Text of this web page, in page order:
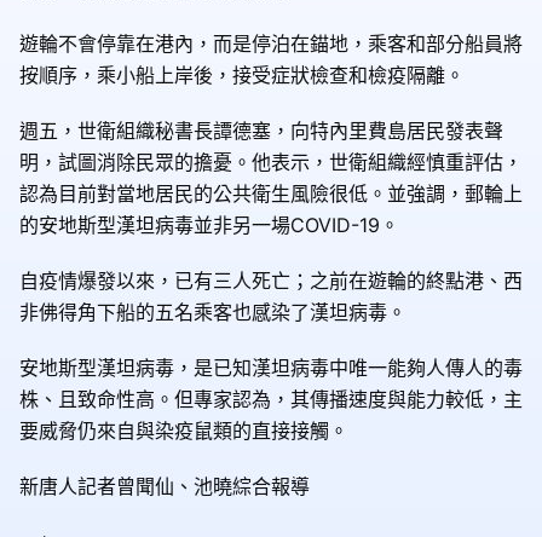
遊輪不會停靠在港內，而是停泊在錨地，乘客和部分船員將
按順序，乘小船上岸後，接受症狀檢查和檢疫隔離。
週五，世衛組織秘書長譚德塞，向特內里費島居民發表聲
明，試圖消除民眾的擔憂。他表示，世衛組織經慎重評估，
認為目前對當地居民的公共衛生風險很低。並強調，郵輪上
的安地斯型漢坦病毒並非另一場COVID-19。
自疫情爆發以來，已有三人死亡；之前在遊輪的終點港、西
非佛得角下船的五名乘客也感染了漢坦病毒。
安地斯型漢坦病毒，是已知漢坦病毒中唯一能夠人傳人的毒
株、且致命性高。但專家認為，其傳播速度與能力較低，主
要威脅仍來自與染疫鼠類的直接接觸。
新唐人記者曾聞仙、池曉綜合報導